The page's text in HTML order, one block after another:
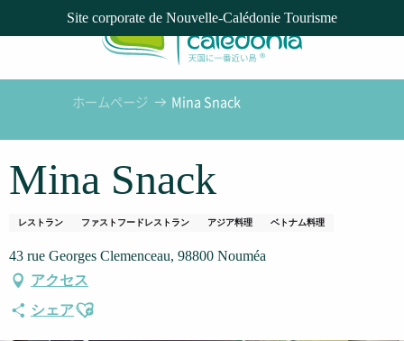
Site corporate de Nouvelle-Calédonie Tourisme
ホームページ Mina Snack
Mina Snack
レストラン ファストフードレストラン アジア料理 ベトナム料理
43 rue Georges Clemenceau, 98800 Nouméa
アクセス
シェアAjouter aux favoris